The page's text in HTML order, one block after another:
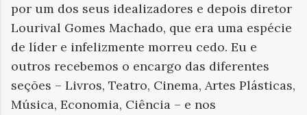
por um dos seus idealizadores e depois diretor
Lourival Gomes Machado, que era uma espécie
de líder e infelizmente morreu cedo. Eu e
outros recebemos o encargo das diferentes
seções – Livros, Teatro, Cinema, Artes Plásticas,
Música, Economia, Ciência – e nos